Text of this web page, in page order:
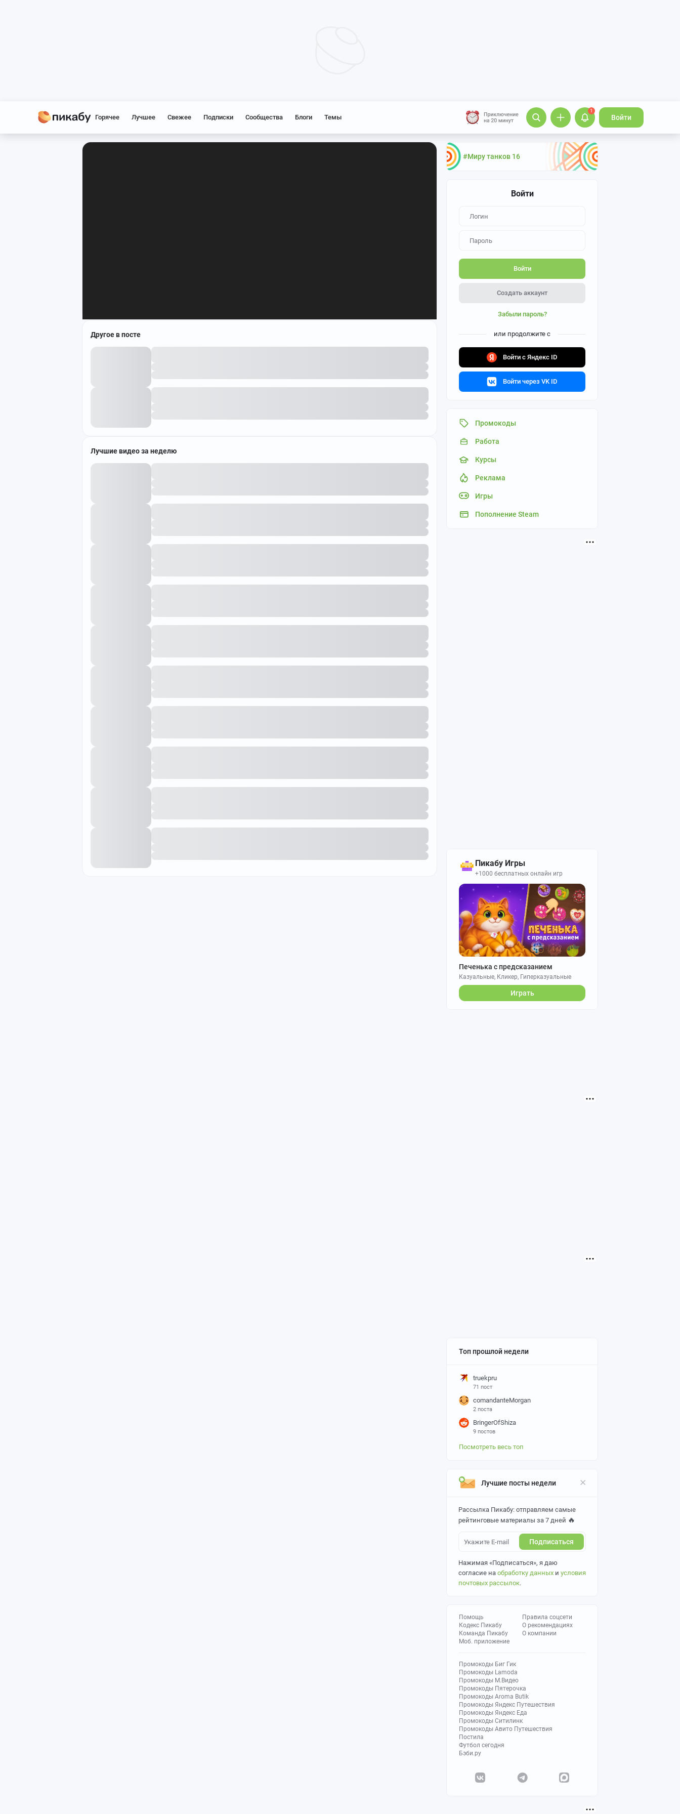
Горячее Лучшее Свежее Подписки Сообщества Блоги Темы
1
Войти
#Миру танков 16
Войти
Войти
Создать аккаунт
Забыли пароль?
или продолжите с
Войти с Яндекс ID
Войти через VK ID
Промокоды
Работа
Курсы
Реклама
Игры
Пополнение Steam
Пикабу Игры
+1000 бесплатных онлайн игр
Печенька с предсказанием
Казуальные, Кликер, Гиперказуальные
Играть
Топ прошлой недели
truekpru
71 пост
comandanteMorgan
2 поста
BringerOfShiza
9 постов
Посмотреть весь топ
Лучшие посты недели
Рассылка Пикабу: отправляем самые
рейтинговые материалы за 7 дней 🔥
Подписаться
Нажимая «Подписаться», я даю
согласие на обработку данных и условия
почтовых рассылок.
Помощь
Кодекс Пикабу
Команда Пикабу
Моб. приложение
Правила соцсети
О рекомендациях
О компании
Промокоды Биг Гик
Промокоды Lamoda
Промокоды М.Видео
Промокоды Пятерочка
Промокоды Aroma Butik
Промокоды Яндекс Путешествия
Промокоды Яндекс Еда
Промокоды Ситилинк
Промокоды Авито Путешествия
Постила
Футбол сегодня
Бэби.ру
Другое в посте
Лучшие видео за неделю